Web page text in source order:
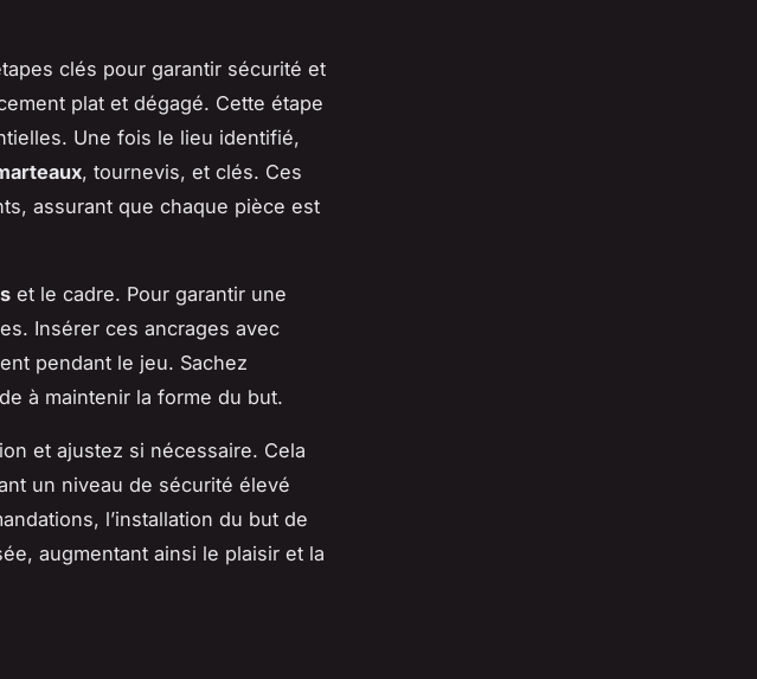
clés pour garantir sécurité et
plat et dégagé. Cette étape
Une fois le lieu identifié,
, tournevis, et clés. Ces
assurant que chaque pièce est
et le cadre. Pour garantir une
Insérer ces ancrages avec
pendant le jeu. Sachez
à maintenir la forme du but.
et ajustez si nécessaire. Cela
un niveau de sécurité élevé
l’installation du but de
augmentant ainsi le plaisir et la